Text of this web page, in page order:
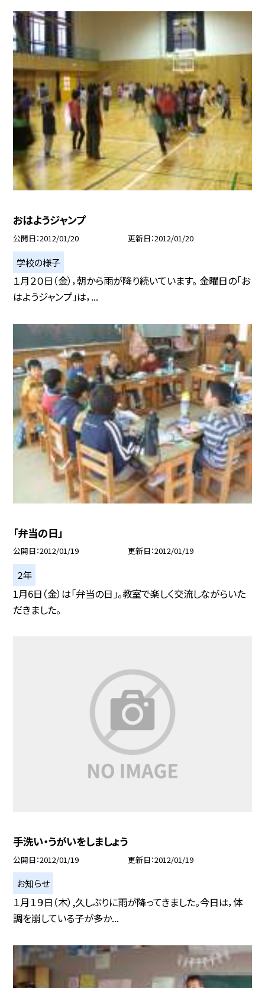
おはようジャンプ
公開日 2012/01/20 更新日 2012/01/20
学校の様子
１月２０日（金），朝から雨が降り続いています。 金曜日の「お
はようジャンプ」は，...
「弁当の日」
公開日 2012/01/19 更新日 2012/01/19
２年
1月6日（金）は「弁当の日」。教室で楽しく交流しながらいた
だきました。
手洗い・うがいをしましょう
公開日 2012/01/19 更新日 2012/01/19
お知らせ
１月１９日（木）,久しぶりに雨が降ってきました。今日は，体
調を崩している子が多か...